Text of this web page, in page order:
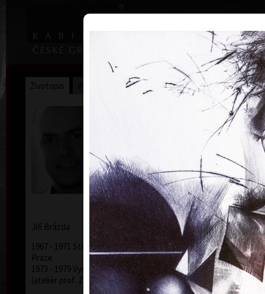
Home |
Životopis Ocenění Sbírky
Jiří Brázda
1967 - 1971 Střední uměleckoprůmyslová škola v
Praze
1973 - 1979 Vysoká škola uměleckoprůmyslová v Praze
(ateliér prof. Z. Sklenáře a J. Mikuly)